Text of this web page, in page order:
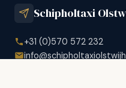
Schipholtaxi
+31 (0)570 572 232